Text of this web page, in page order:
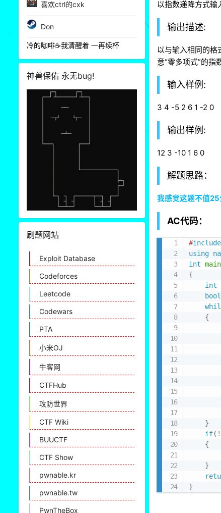
喜欢ctrl的cxk
Don
冷的咖啡☕我清醒着 一再续杯
神兽保佑 永无bug!
刷题网站
Exploit Database
Codeforces
Leetcode
Codewars
PTA
小米OJ
牛客网
CTFHub
攻防世界
CTF Wiki
BUUCTF
CTF Show
pwnable.kr
pwnable.tw
PwnTheBox
以指数递降方式输
输出描述:
以与输入相同的格
意“零多项式”的指
输入样例:
3 4 -5 2 6 1 -2 0
输出样例:
12 3 -10 1 6 0
解题思路：
我感觉这题不值25
AC代码：
#include
using
int main
{
int
bool
{
}
if( !
{
}
}